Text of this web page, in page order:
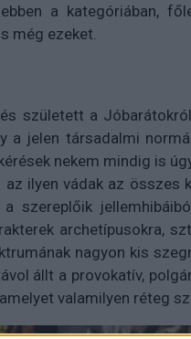
a kategóriában,
még ezeket.
született a
a jelen társadalmi
nekem mindig is
ilyen vádak az összes
szereplőik
archetípusokra,
nagyon kis
állt a provokatív,
valamilyen réteg